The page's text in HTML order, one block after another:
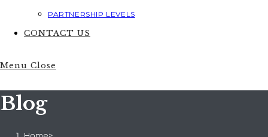
PARTNERSHIP LEVELS
CONTACT US
Menu Close
Blog